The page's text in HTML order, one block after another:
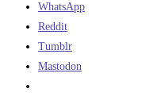
WhatsApp
Reddit
Tumblr
Mastodon